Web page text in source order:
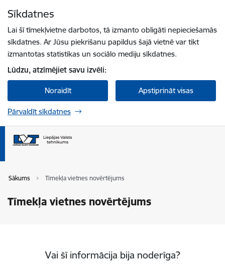
Sīkdatnes
Lai šī tīmekļvietne darbotos, tā izmanto obligāti nepieciešamās
sīkdatnes. Ar Jūsu piekrišanu papildus šajā vietnē var tikt
izmantotas statistikas un sociālo mediju sīkdatnes.
Lūdzu, atzīmējiet savu izvēli:
Noraidīt Apstiprināt visas
Pārvaldīt sīkdatnes
Sākums Tīmekļa vietnes novērtējums
Tīmekļa vietnes novērtējums
Vai šī informācija bija noderīga?